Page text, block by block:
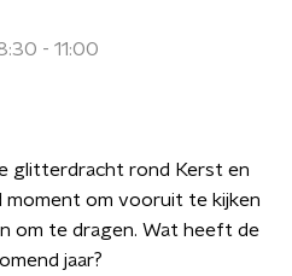
- 11:00
glitterdracht rond Kerst en
moment om vooruit te kijken
om te dragen. Wat heeft de
jaar?